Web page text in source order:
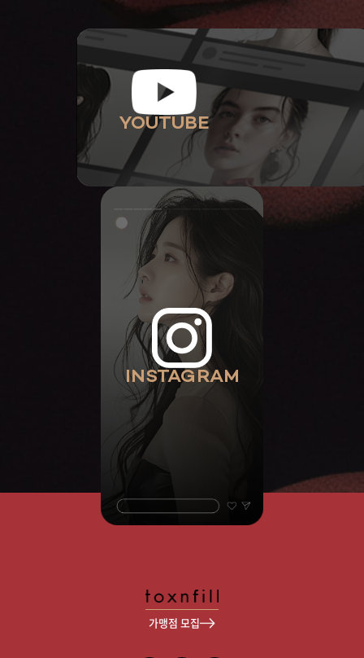
YOUTUBE
INSTAGRAM
가맹점 모집